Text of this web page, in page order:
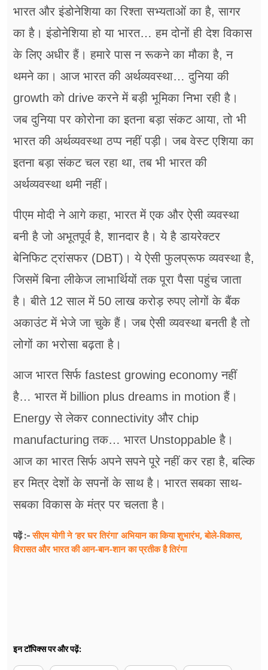
भारत और इंडोनेशिया का रिश्ता सभ्यताओं का है, सागर
का है। इंडोनेशिया हो या भारत… हम दोनों ही देश विकास
के लिए अधीर हैं। हमारे पास न रूकने का मौका है, न
थमने का। आज भारत की अर्थव्यवस्था… दुनिया की
growth को drive करने में बड़ी भूमिका निभा रही है।
जब दुनिया पर कोरोना का इतना बड़ा संकट आया, तो भी
भारत की अर्थव्यवस्था ठप्प नहीं पड़ी। जब वेस्ट एशिया का
इतना बड़ा संकट चल रहा था, तब भी भारत की
अर्थव्यवस्था थमी नहीं।
पीएम मोदी ने आगे कहा, भारत में एक और ऐसी व्यवस्था
बनी है जो अभूतपूर्व है, शानदार है। ये है डायरेक्टर
बेनिफिट ट्रांसफर (DBT)। ये ऐसी फुलप्रूफ व्यवस्था है,
जिसमें बिना लीकेज लाभार्थियों तक पूरा पैसा पहुंच जाता
है। बीते 12 साल में 50 लाख करोड़ रुपए लोगों के बैंक
अकाउंट में भेजे जा चुके हैं। जब ऐसी व्यवस्था बनती है तो
लोगों का भरोसा बढ़ता है।
आज भारत सिर्फ fastest growing economy नहीं
है… भारत में billion plus dreams in motion हैं।
Energy से लेकर connectivity और chip
manufacturing तक… भारत Unstoppable है।
आज का भारत सिर्फ अपने सपने पूरे नहीं कर रहा है, बल्कि
हर मित्र देशों के सपनों के साथ है। भारत सबका साथ-
सबका विकास के मंत्र पर चलता है।
पढ़ें :-सीएम योगी ने ‘हर घर तिरंगा’ अभियान का किया शुभारंभ, बोले-विकास,
विरासत और भारत की आन-बान-शान का प्रतीक है तिरंगा
इन टॉपिक्स पर और पढ़ें: